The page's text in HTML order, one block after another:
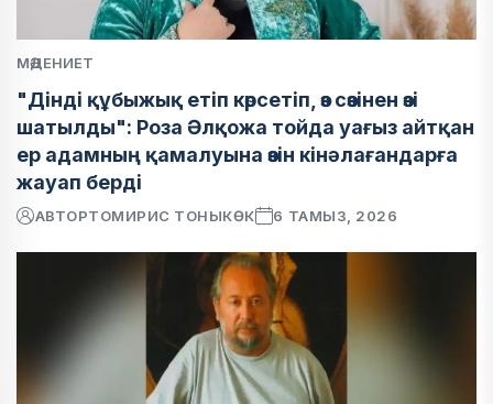
МӘДЕНИЕТ
"Дінді құбыжық етіп көрсетіп, өз сөзінен өзі
шатылды": Роза Әлқожа тойда уағыз айтқан
ер адамның қамалуына өзін кінәлағандарға
жауап берді
АВТОРТОМИРИС ТОНЫКӨК 6 ТАМЫЗ, 2026